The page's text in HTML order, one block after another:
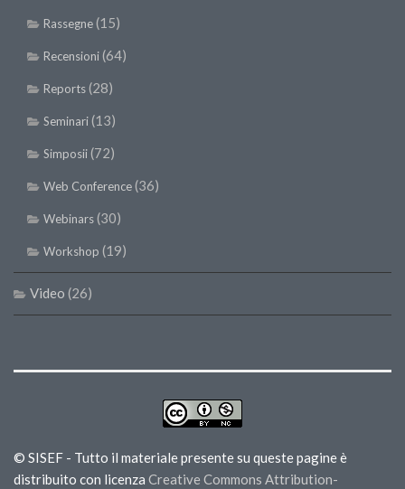
Rassegne(15)
Recensioni(64)
Reports(28)
Seminari(13)
Simposii(72)
Web Conference(36)
Webinars(30)
Workshop (19)
Video (26)
© SISEF - Tutto il materiale presente su queste pagine è
distribuito con licenza Creative Commons Attribution-